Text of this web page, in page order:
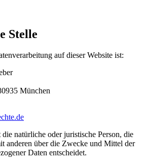
Stelle
auf dieser Website ist:
München
natürliche oder juristische Person, die
anderen über die Zwecke und Mittel der
Daten entscheidet.